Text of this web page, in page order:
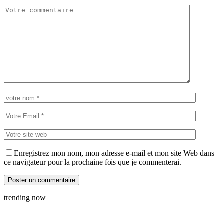
Enregistrez mon nom, mon adresse e-mail et mon site Web dans
ce navigateur pour la prochaine fois que je commenterai.
trending now